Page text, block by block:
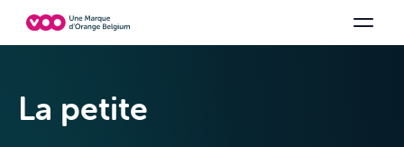
La petite